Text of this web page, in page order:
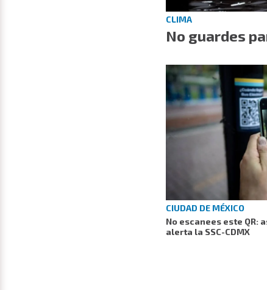
CLIMA
No guardes
CIUDAD DE MÉXICO
No escanees este QR:
alerta la SSC-CDMX